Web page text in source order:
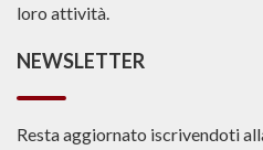
loro attività.
NEWSLETTER
Resta aggiornato iscrivendoti